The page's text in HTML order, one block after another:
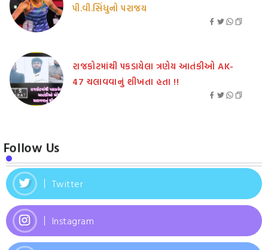
પી.વી.સિંધુનો પરાજય
રાજકોટમાંથી પકડાયેલા ત્રણેય આતંકીઓ AK-
47 ચલાવવાનું શીખતા હતા !!
Follow Us
Twitter
Instagram